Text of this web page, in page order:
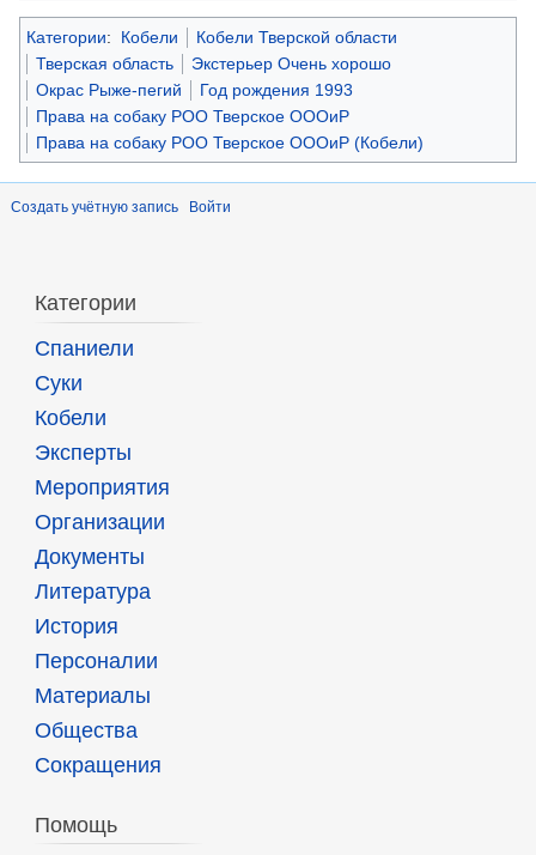
Категории: Кобели
Кобели Тверской области
Тверская область
Экстерьер Очень хорошо
Окрас Рыже-пегий
Год рождения 1993
Права на собаку РОО Тверское ОООиР
Права на собаку РОО Тверское ОООиР (Кобели)
Создать учётную запись Войти
Категории
Спаниели
Суки
Кобели
Эксперты
Мероприятия
Организации
Документы
Литература
История
Персоналии
Материалы
Общества
Сокращения
Помощь